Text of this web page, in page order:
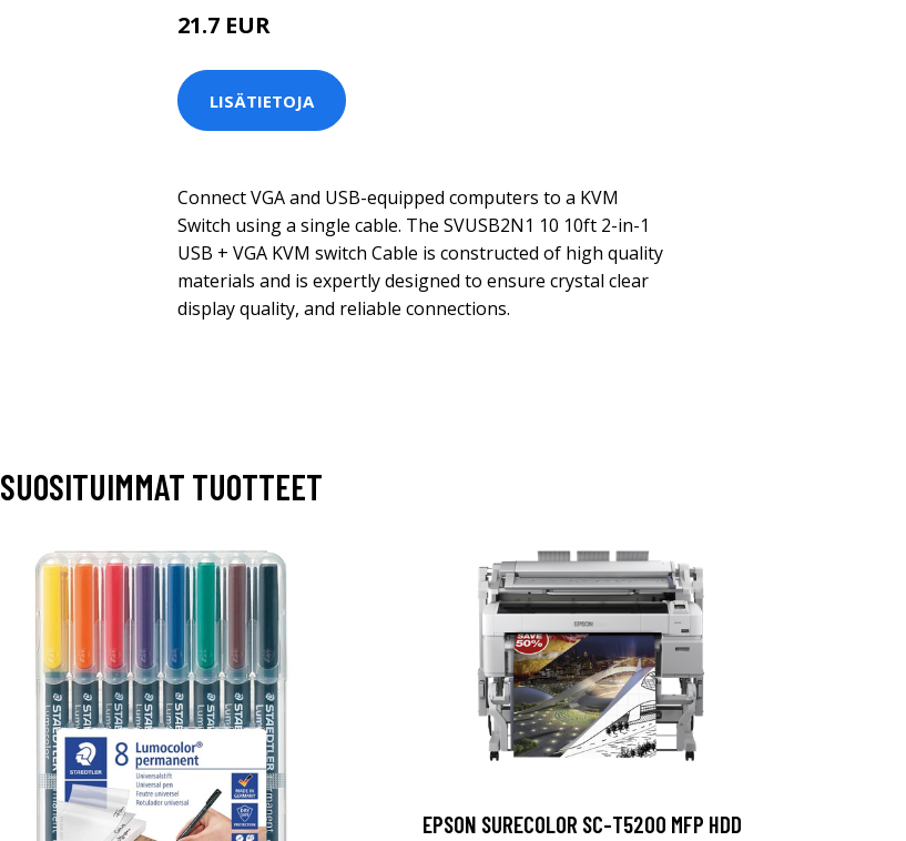
21.7 EUR
LISÄTIETOJA
Connect VGA and USB-equipped computers to a KVM
Switch using a single cable. The SVUSB2N1 10 10ft 2-in-1
USB + VGA KVM switch Cable is constructed of high quality
materials and is expertly designed to ensure crystal clear
display quality, and reliable connections.
SUOSITUIMMAT TUOTTEET
EPSON SURECOLOR SC-T5200 MFP HDD